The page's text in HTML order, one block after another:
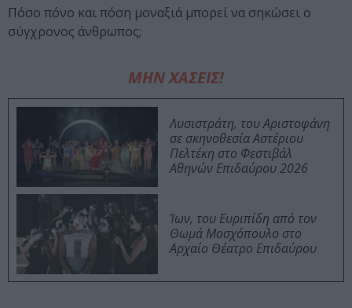
Πόσο πόνο και πόση μοναξιά μπορεί να σηκώσει ο
σύγχρονος άνθρωπος;
ΜΗΝ ΧΑΣΕΙΣ!
Λυσιστράτη, του Αριστοφάνη
σε σκηνοθεσία Αστέριου
Πελτέκη στο Φεστιβάλ
Αθηνών Επιδαύρου 2026
Ίων, του Ευριπίδη από τον
Θωμά Μοσχόπουλο στο
Αρχαίο Θέατρο Επιδαύρου